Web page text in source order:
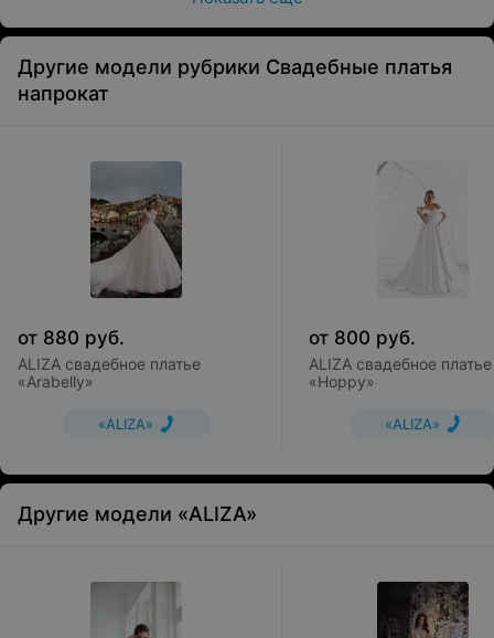
Прозрачный
Другие модели рубрики Свадебные платья
напрокат
от 880 руб.
ALIZA свадебное платье
«Arabelly»
«ALIZA»
от 800 руб.
ALIZA свадебное платье
«Hoppy»
«ALIZA»
Другие модели «ALIZA»